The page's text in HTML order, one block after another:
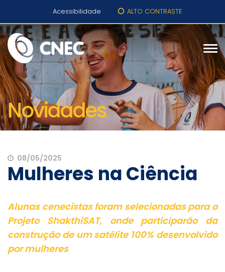
Acessibilidade ALTO CONTRASTE
Novidades
08/05/2025
Mulheres na Ciência
Alunas cenecistas foram selecionadas para o
Projeto ShakthiSAT, onde participarão da
construção de um satélite 100% desenvolvido
por mulheres